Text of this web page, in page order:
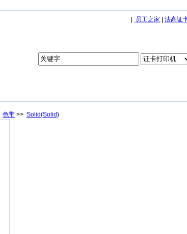
员工之家 法高证
色带 >> Solid(Solid)